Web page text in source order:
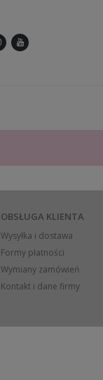
OBSŁUGA KLIENTA
Wysyłka i dostawa
Formy płatności
Wymiany zamówień
Kontakt i dane firmy